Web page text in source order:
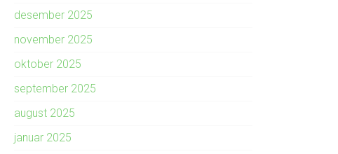
desember 2025
november 2025
oktober 2025
september 2025
august 2025
januar 2025